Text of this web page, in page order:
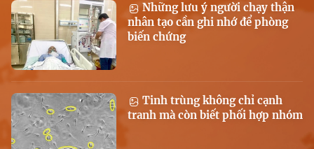
Những lưu ý người chạy thận
nhân tạo cần ghi nhớ để phòng
biến chứng
Tinh trùng không chỉ cạnh
tranh mà còn biết phối hợp nhóm